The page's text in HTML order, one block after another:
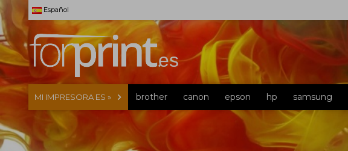
Español
MI IMPRESORA ES » brother canon epson hp samsung